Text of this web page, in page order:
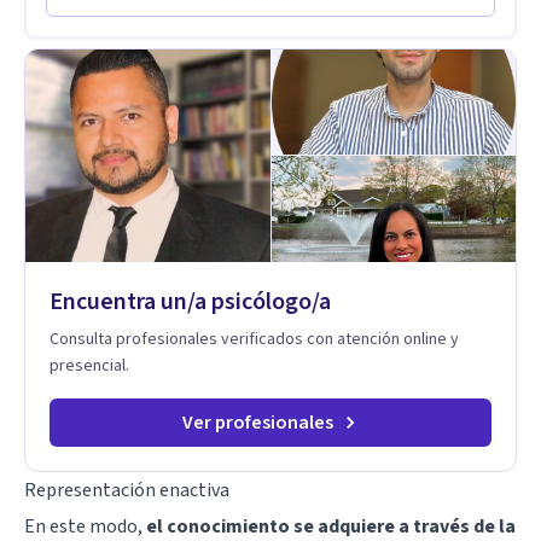
singulares de cada uno, para luego generar cambios. Soy una
seminarios, una especialización en psicoanálisis y también
investigo. Siempre en la búsqueda de ser un mejor
profesional.
Encuentra un/a psicólogo/a
Consulta profesionales verificados con atención online y
presencial.
Ver profesionales
Representación enactiva
En este modo, el conocimiento se adquiere a través de la